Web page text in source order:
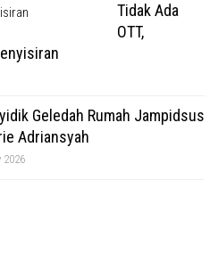
Tidak Ada
OTT,
Geledah Rumah Jampidsus
Adriansyah
2026